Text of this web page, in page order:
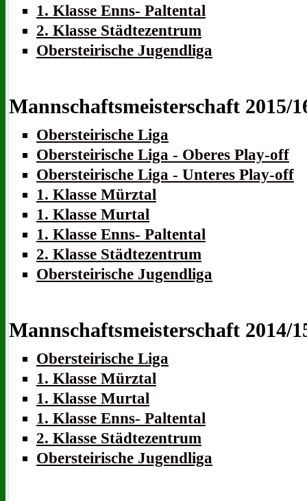
1. Klasse Enns- Paltental
2. Klasse Städtezentrum
Obersteirische Jugendliga
Mannschaftsmeisterschaft 2015/
Obersteirische Liga
Obersteirische Liga - Oberes Play-off
Obersteirische Liga - Unteres Play-off
1. Klasse Mürztal
1. Klasse Murtal
1. Klasse Enns- Paltental
2. Klasse Städtezentrum
Obersteirische Jugendliga
Mannschaftsmeisterschaft 2014/
Obersteirische Liga
1. Klasse Mürztal
1. Klasse Murtal
1. Klasse Enns- Paltental
2. Klasse Städtezentrum
Obersteirische Jugendliga